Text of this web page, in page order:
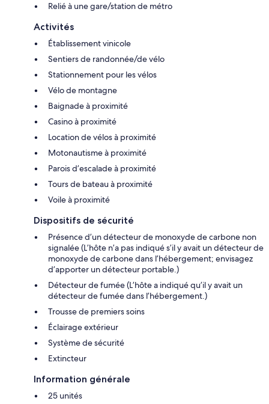
Relié à une gare/station de métro
Activités
Établissement vinicole
Sentiers de randonnée/de vélo
Stationnement pour les vélos
Vélo de montagne
Baignade à proximité
Casino à proximité
Location de vélos à proximité
Motonautisme à proximité
Parois d’escalade à proximité
Tours de bateau à proximité
Voile à proximité
Dispositifs de sécurité
Présence d’un détecteur de monoxyde de carbone non
signalée (L’hôte n’a pas indiqué s’il y avait un détecteur de
monoxyde de carbone dans l’hébergement; envisagez
d’apporter un détecteur portable.)
Détecteur de fumée (L’hôte a indiqué qu’il y avait un
détecteur de fumée dans l’hébergement.)
Trousse de premiers soins
Éclairage extérieur
Système de sécurité
Extincteur
Information générale
25 unités